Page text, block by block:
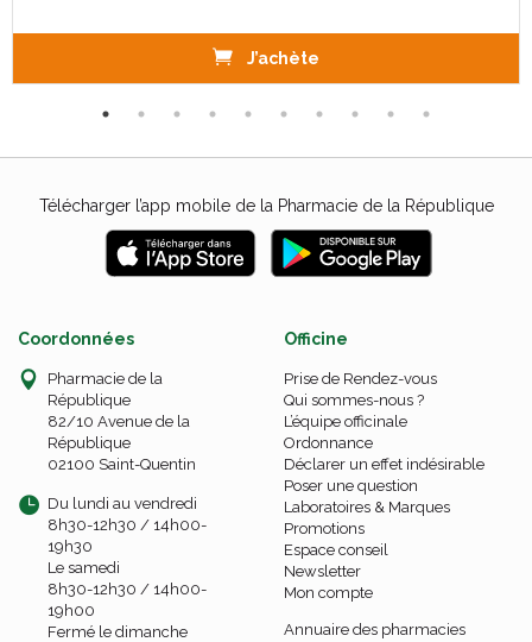
J’achète
Télécharger l’app mobile de la Pharmacie de la République
Coordonnées
Pharmacie de la
République
82/10 Avenue de la
République
02100 Saint-Quentin
Du lundi au vendredi
8h30-12h30 / 14h00-
19h30
Le samedi
8h30-12h30 / 14h00-
19h00
Fermé le dimanche
Officine
Prise de Rendez-vous
Qui sommes-nous ?
L’équipe officinale
Ordonnance
Déclarer un effet indésirable
Poser une question
Laboratoires & Marques
Promotions
Espace conseil
Newsletter
Mon compte
Annuaire des pharmacies